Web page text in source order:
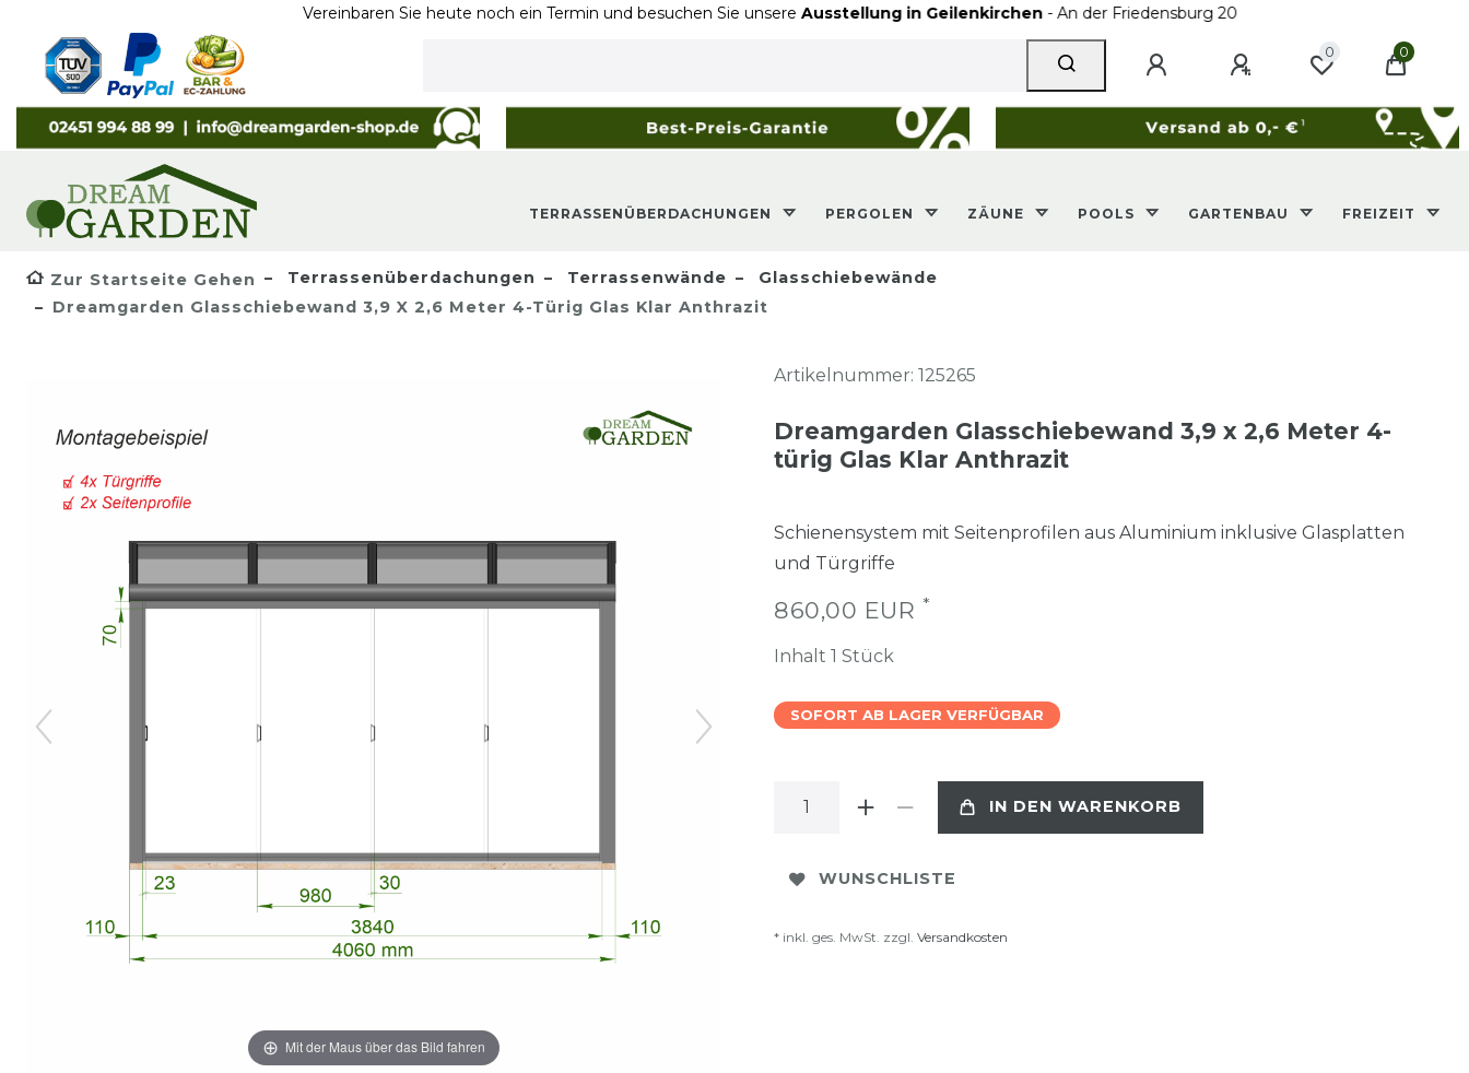
Vereinbaren Sie heute noch ein Termin und besuchen Sie unsereAusstellung in Geilenkirchen- An der Friedensburg 20
0 0
TERRASSENÜBERDACHUNGEN PERGOLEN ZÄUNE POOLS GARTENBAU FREIZEIT
Zur Startseite Gehen Terrassenüberdachungen Terrassenwände
Glasschiebewände
Dreamgarden Glasschiebewand 3,9 X 2,6 Meter 4-Türig Glas Klar Anthrazit
Mit der Maus über das Bild fahren
Artikelnummer: 125265
Dreamgarden Glasschiebewand 3,9 x 2,6 Meter 4-
türig Glas Klar Anthrazit
Schienensystem mit Seitenprofilen aus Aluminium inklusive Glasplatten
und Türgriffe
860,00 EUR *
Inhalt 1 Stück
SOFORT AB LAGER VERFÜGBAR
IN DEN WARENKORB
WUNSCHLISTE
* inkl. ges. MwSt. zzgl. Versandkosten